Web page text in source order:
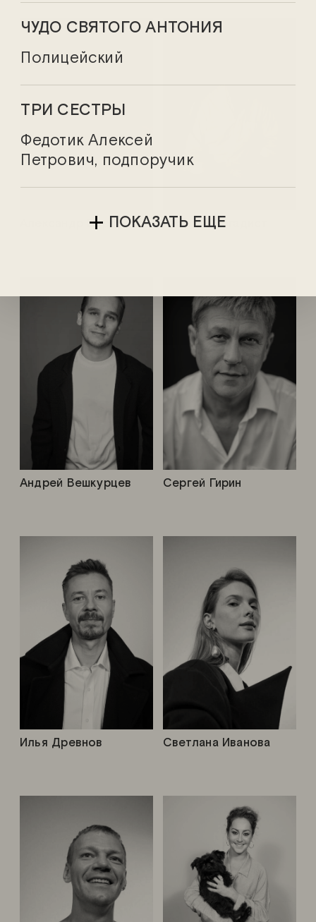
Георгий Богадист
Илья Древнов
Александр Берда
Светлана Иванова
Сергей Гирин
Андрей Вешкурцев
ЧУДО СВЯТОГО АНТОНИЯ
Полицейский
ТРИ СЕСТРЫ
Федотик Алексей
Петрович, подпоручик
ПОКАЗАТЬ ЕЩЕ